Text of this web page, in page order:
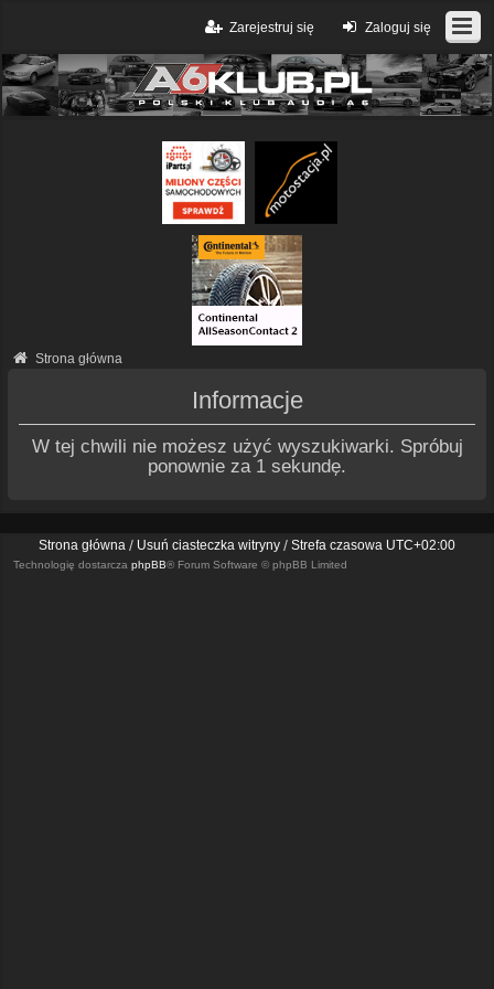
Zaloguj się
Zarejestruj się
Strona główna
Informacje
W tej chwili nie możesz użyć wyszukiwarki. Spróbuj
ponownie za 1 sekundę.
Strona główna Usuń ciasteczka witryny Strefa czasowa UTC+02:00
Technologię dostarcza phpBB® Forum Software © phpBB Limited